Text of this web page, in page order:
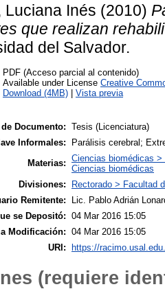
Luciana Inés (2010)
que realizan
del Salvador.
PDF (Acceso parcial al contenido)
Available under License Creative
Download (4MB)
Vista previa
Documento: Tesis (Licenciatura)
Informales:
Parálisis cerebral;
Materias: Ciencias biomédicas
Ciencias biomédicas
Divisiones:
Rectorado > Facultad
Remitente:
Lic. Pablo Adrián
se Depositó: 04 Mar 2016 15:05
Modificación:
04 Mar 2016 15:05
URI:
https://
(requiere